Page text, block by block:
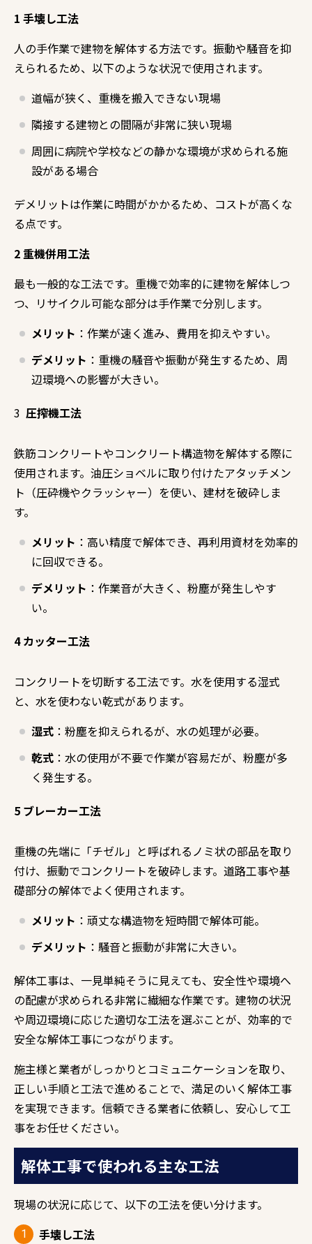
1 手壊し工法
人の手作業で建物を解体する方法です。振動や騒音を抑
えられるため、以下のような状況で使用されます。
道幅が狭く、重機を搬入できない現場
隣接する建物との間隔が非常に狭い現場
周囲に病院や学校などの静かな環境が求められる施
設がある場合
デメリットは作業に時間がかかるため、コストが高くな
る点です。
2 重機併用工法
最も一般的な工法です。重機で効率的に建物を解体しつ
つ、リサイクル可能な部分は手作業で分別します。
メリット ：作業が速く進み、費用を抑えやすい。
デメリット ：重機の騒音や振動が発生するため、周
辺環境への影響が大きい。
3 圧搾機工法
鉄筋コンクリートやコンクリート構造物を解体する際に
使用されます。油圧ショベルに取り付けたアタッチメン
ト（圧砕機やクラッシャー）を使い、建材を破砕しま
す。
メリット ：高い精度で解体でき、再利用資材を効率的
に回収できる。
デメリット ：作業音が大きく、粉塵が発生しやす
い。
4 カッター工法
コンクリートを切断する工法です。水を使用する湿式
と、水を使わない乾式があります。
湿式 ：粉塵を抑えられるが、水の処理が必要。
乾式 ：水の使用が不要で作業が容易だが、粉塵が多
く発生する。
5 ブレーカー工法
重機の先端に「チゼル」と呼ばれるノミ状の部品を取り
付け、振動でコンクリートを破砕します。道路工事や基
礎部分の解体でよく使用されます。
メリット ：頑丈な構造物を短時間で解体可能。
デメリット ：騒音と振動が非常に大きい。
解体工事は、一見単純そうに見えても、安全性や環境へ
の配慮が求められる非常に繊細な作業です。建物の状況
や周辺環境に応じた適切な工法を選ぶことが、効率的で
安全な解体工事につながります。
施主様と業者がしっかりとコミュニケーションを取り、
正しい手順と工法で進めることで、満足のいく解体工事
を実現できます。信頼できる業者に依頼し、安心して工
事をお任せください。
解体工事で使われる主な工法
現場の状況に応じて、以下の工法を使い分けます。
手壊し工法